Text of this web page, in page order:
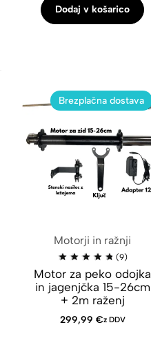
Dodaj v košarico
Brezplačna dostava
Motorji in ražnji
(9)
Motor za peko odojka
in jagenjčka 15-26cm
+ 2m raženj
299,99 €z DDV